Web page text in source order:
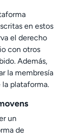
en estos
el derecho
con otros
Además,
la membresía
plataforma.
un
de